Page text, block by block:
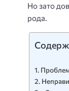
Но зато
рода.